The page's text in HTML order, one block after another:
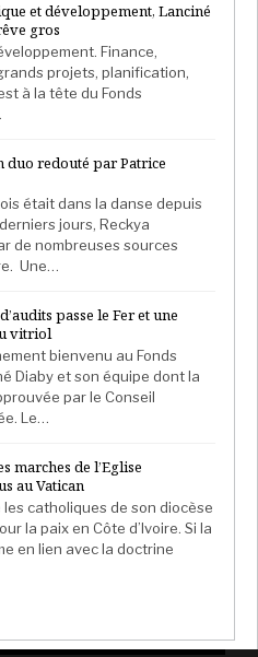
et développement, Lanciné
gros
Finance,
projets, planification,
à la tête du Fonds
redouté par Patrice
était dans la danse depuis
jours, Reckya
de nombreuses sources
Une…
passe le Fer et une
vitriol
bienvenu au Fonds
Diaby et son équipe dont la
par le Conseil
Le…
marches de l’Eglise
au Vatican
catholiques de son diocèse
la paix en Côte d’Ivoire. Si la
en lien avec la doctrine